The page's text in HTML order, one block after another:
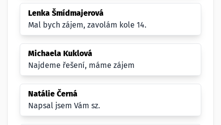
Lenka Šmídmajerová
Mal bych zájem, zavolám kole 14.
Michaela Kuklová
Najdeme řešení, máme zájem
Natálie Černá
Napsal jsem Vám sz.